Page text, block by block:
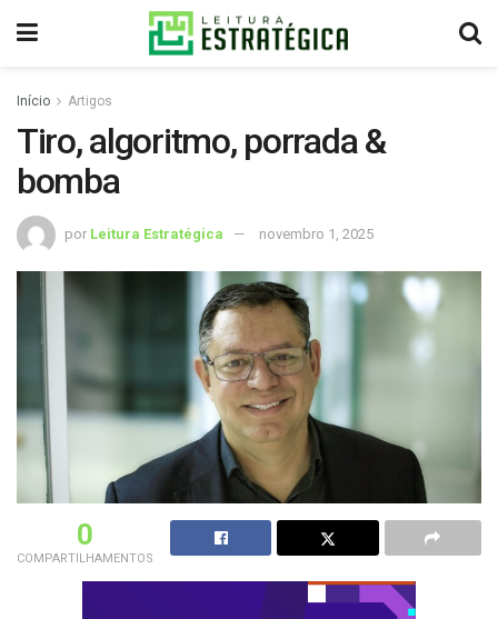
Início Artigos
Tiro, algoritmo, porrada &
bomba
por Leitura Estratégica novembro 1, 2025
0
COMPARTILHAMENTOS